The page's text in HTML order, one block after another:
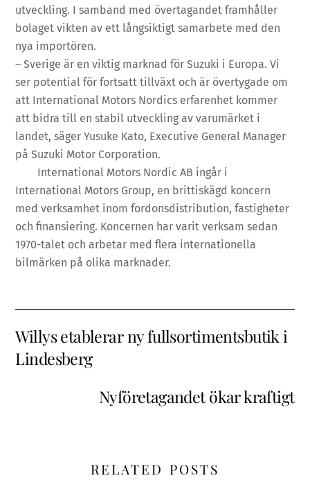
utveckling. I samband med övertagandet framhåller
bolaget vikten av ett långsiktigt samarbete med den
nya importören.
– Sverige är en viktig marknad för Suzuki i Europa. Vi
ser potential för fortsatt tillväxt och är övertygade om
att International Motors Nordics erfarenhet kommer
att bidra till en stabil utveckling av varumärket i
landet, säger Yusuke Kato, Executive General Manager
på Suzuki Motor Corporation.
International Motors Nordic AB ingår i
International Motors Group, en brittiskägd koncern
med verksamhet inom fordonsdistribution, fastigheter
och finansiering. Koncernen har varit verksam sedan
1970-talet och arbetar med flera internationella
bilmärken på olika marknader.
Willys etablerar ny fullsortimentsbutik i
Lindesberg
Nyföretagandet ökar kraftigt
RELATED POSTS